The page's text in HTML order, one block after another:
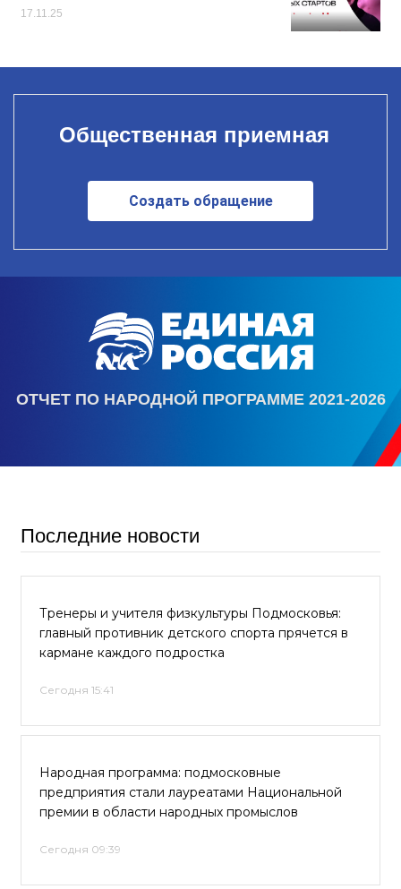
17.11.25
Общественная приемная
Создать обращение
ОТЧЕТ ПО НАРОДНОЙ ПРОГРАММЕ 2021-2026
Последние новости
Тренеры и учителя физкультуры Подмосковья:
главный противник детского спорта прячется в
кармане каждого подростка
Сегодня 15:41
Народная программа: подмосковные
предприятия стали лауреатами Национальной
премии в области народных промыслов
Сегодня 09:39